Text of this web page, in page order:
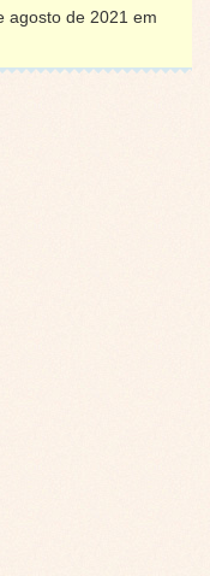
agosto de 2021 em